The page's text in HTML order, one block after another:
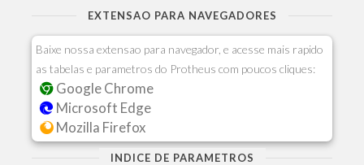
EXTENSAO PARA NAVEGADORES
Baixe nossa extensao para navegador, e acesse mais rapido
as tabelas e parametros do Protheus com poucos cliques:
Google Chrome
Microsoft Edge
Mozilla Firefox
INDICE DE PARAMETROS